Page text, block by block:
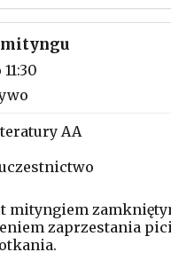
AA
mityngiem
zaprzestania